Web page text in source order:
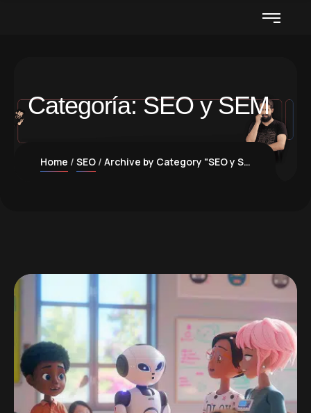
Categoría:SEO y SEM
Home SEO Archive by Category "SEO y SEM"